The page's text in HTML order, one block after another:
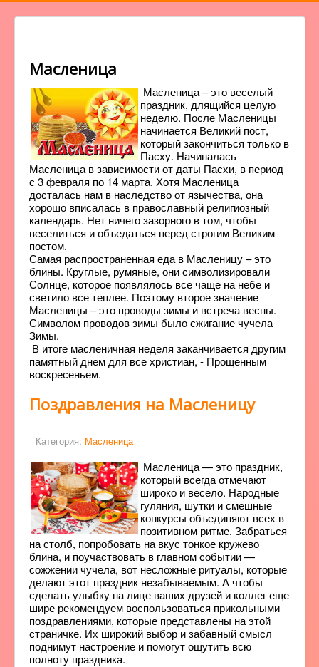
Масленица
Масленица – это веселый
праздник, длящийся целую
неделю. После Масленицы
начинается Великий пост,
который закончиться только в
Пасху. Начиналась
Масленица в зависимости от даты Пасхи, в период
с 3 февраля по 14 марта. Хотя Масленица
досталась нам в наследство от язычества, она
хорошо вписалась в православный религиозный
календарь. Нет ничего зазорного в том, чтобы
веселиться и объедаться перед строгим Великим
постом.
Самая распространенная еда в Масленицу – это
блины. Круглые, румяные, они символизировали
Солнце, которое появлялось все чаще на небе и
светило все теплее. Поэтому второе значение
Масленицы – это проводы зимы и встреча весны.
Символом проводов зимы было сжигание чучела
Зимы.
В итоге масленичная неделя заканчивается другим
памятный днем для все христиан, - Прощенным
воскресеньем.
Поздравления на Масленицу
Категория: Масленица
Масленица — это праздник,
который всегда отмечают
широко и весело. Народные
гуляния, шутки и смешные
конкурсы объединяют всех в
позитивном ритме. Забраться
на столб, попробовать на вкус тонкое кружево
блина, и поучаствовать в главном событии —
сожжении чучела, вот несложные ритуалы, которые
делают этот праздник незабываемым. А чтобы
сделать улыбку на лице ваших друзей и коллег еще
шире рекомендуем воспользоваться прикольными
поздравлениями, которые представлены на этой
страничке. Их широкий выбор и забавный смысл
поднимут настроение и помогут ощутить всю
полноту праздника.